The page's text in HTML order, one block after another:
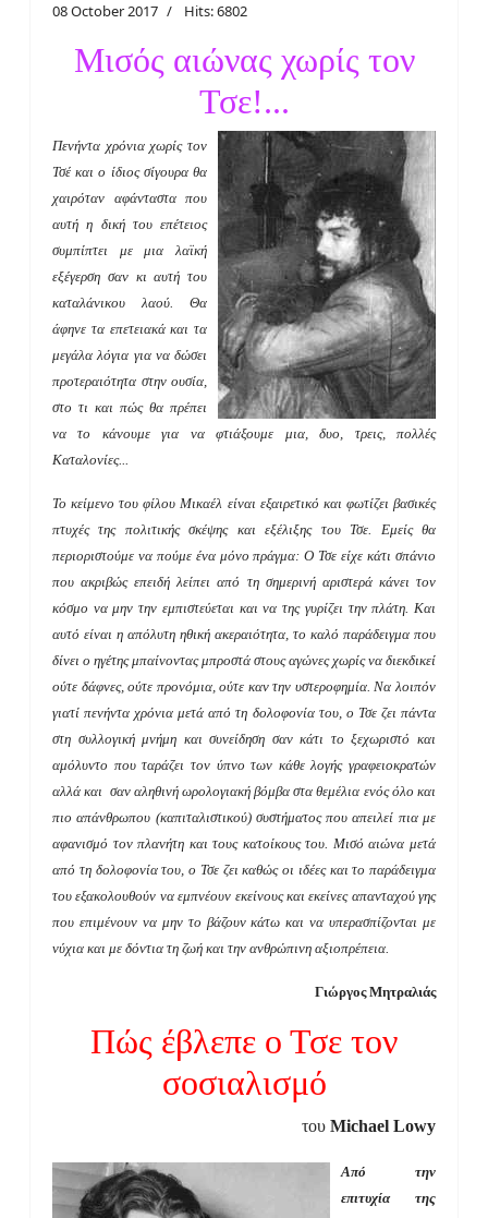
08 October 2017 Hits: 6802
Μισός αιώνας χωρίς τον
Τσε!...
Πενήντα χρόνια χωρίς τον
Τσέ και ο ίδιος σίγουρα θα
χαιρόταν αφάνταστα που
αυτή η δική του επέτειος
συμπίπτει με μια λαϊκή
εξέγερση σαν κι αυτή του
καταλάνικου λαού. Θα
άφηνε τα επετειακά και τα
μεγάλα λόγια για να δώσει
προτεραιότητα στην ουσία,
στο τι και πώς θα πρέπει
να το κάνουμε για να φτιάξουμε μια, δυο, τρεις, πολλές
Καταλονίες...
Το κείμενο του φίλου Μικαέλ είναι εξαιρετικό και φωτίζει βασικές
πτυχές της πολιτικής σκέψης και εξέλιξης του Τσε. Εμείς θα
περιοριστούμε να πούμε ένα μόνο πράγμα: Ο Τσε είχε κάτι σπάνιο
που ακριβώς επειδή λείπει από τη σημερινή αριστερά κάνει τον
κόσμο να μην την εμπιστεύεται και να της γυρίζει την πλάτη. Και
αυτό είναι η απόλυτη ηθική ακεραιότητα, το καλό παράδειγμα που
δίνει ο ηγέτης μπαίνοντας μπροστά στους αγώνες χωρίς να διεκδικεί
ούτε δάφνες, ούτε προνόμια, ούτε καν την υστεροφημία. Να λοιπόν
γιατί πενήντα χρόνια μετά από τη δολοφονία του, ο Τσε ζει πάντα
στη συλλογική μνήμη και συνείδηση σαν κάτι το ξεχωριστό και
αμόλυντο που ταράζει τον ύπνο των κάθε λογής γραφειοκρατών
αλλά και σαν αληθινή ωρολογιακή βόμβα στα θεμέλια ενός όλο και
πιο απάνθρωπου (καπιταλιστικού) συστήματος που απειλεί πια με
αφανισμό τον πλανήτη και τους κατοίκους του. Μισό αιώνα μετά
από τη δολοφονία του, ο Τσε ζει καθώς οι ιδέες και το παράδειγμα
του εξακολουθούν να εμπνέουν εκείνους και εκείνες απανταχού γης
που επιμένουν να μην το βάζουν κάτω και να υπερασπίζονται με
νύχια και με δόντια τη ζωή και την ανθρώπινη αξιοπρέπεια.
Γιώργος Μητραλιάς
Πώς έβλεπε ο Τσε τον
σοσιαλισμό
του Michael Lowy
Από την
επιτυχία της